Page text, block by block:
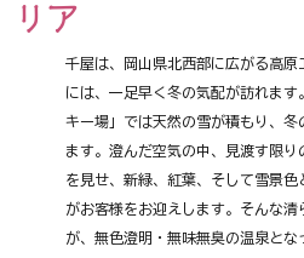
リア
千屋は、岡山県北西部に広がる高原
には、一足早く冬の気配が訪れます
キー場」では天然の雪が積もり、冬
ます。澄んだ空気の中、見渡す限
を見せ、新緑、紅葉、そして雪景
がお客様をお迎えします。そんな
が、無色澄明・無味無臭の温泉とな